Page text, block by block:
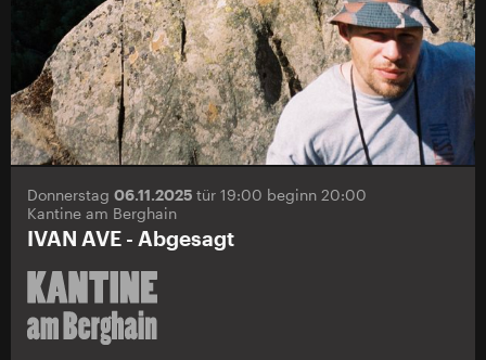
Donnerstag 06.11.2025 tür 19:00 beginn 20:00
Kantine am Berghain
IVAN AVE - Abgesagt